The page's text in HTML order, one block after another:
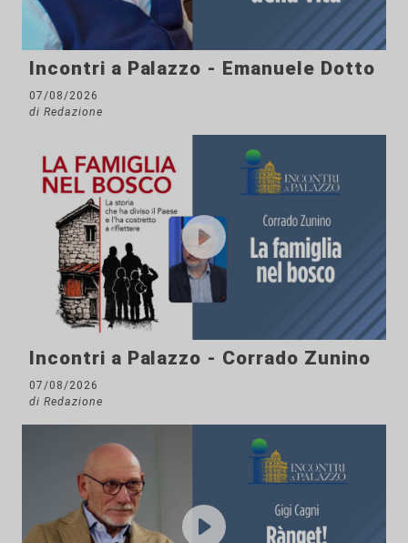
Incontri a Palazzo - Emanuele Dotto
07/08/2026
di Redazione
Incontri a Palazzo - Corrado Zunino
07/08/2026
di Redazione